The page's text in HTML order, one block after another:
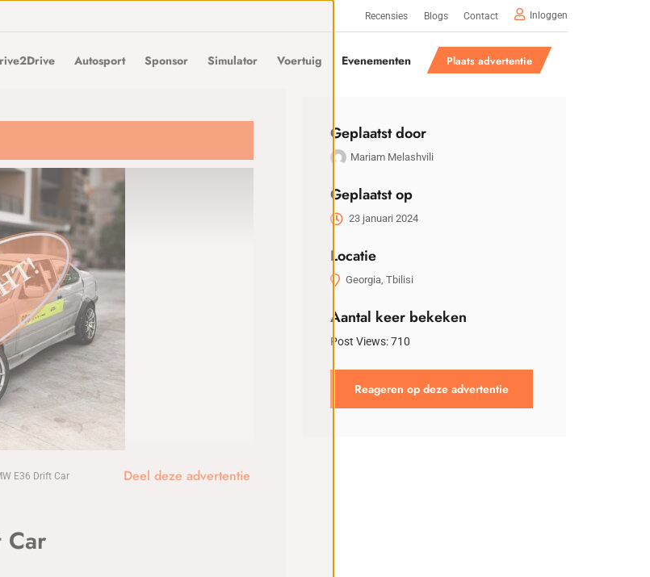
Recensies Blogs Contact Inloggen
Autosport Sponsor Simulator Voertuig Evenementen Plaats advertentie
E36 Drift Car Deel deze advertentie
Car
Geplaatst door
Mariam Melashvili
Geplaatst op
23 januari 2024
Locatie
Georgia, Tbilisi
Aantal keer bekeken
Post Views:710
Reageren op deze advertentie